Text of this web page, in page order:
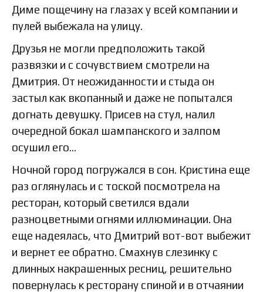
Диме пощечину на глазах у всей компании и
пулей выбежала на улицу.
Друзья не могли предположить такой
развязки и с сочувствием смотрели на
Дмитрия. От неожиданности и стыда он
застыл как вкопанный и даже не попытался
догнать девушку. Присев на стул, налил
очередной бокал шампанского и залпом
осушил его…
Ночной город погружался в сон. Кристина еще
раз оглянулась и с тоской посмотрела на
ресторан, который светился вдали
разноцветными огнями иллюминации. Она
еще надеялась, что Дмитрий вот-вот выбежит
и вернет ее обратно. Смахнув слезинку с
длинных накрашенных ресниц, решительно
повернулась к ресторану спиной и в отчаянии